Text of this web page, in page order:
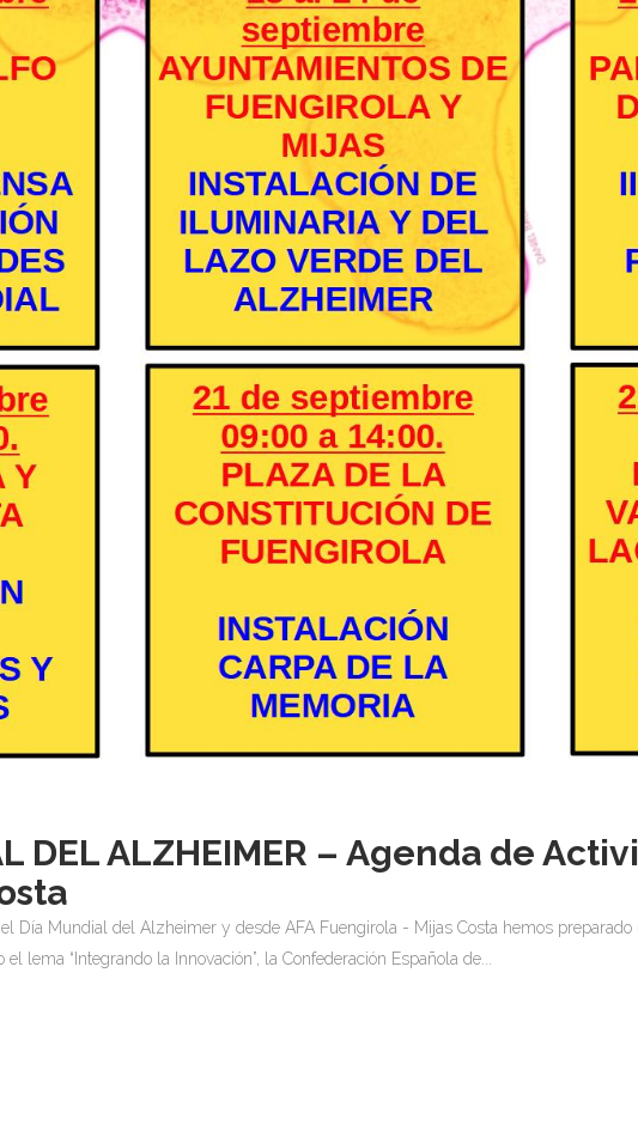
DEL ALZHEIMER – Agenda de
Día Mundial del Alzheimer y desde AFA Fuengirola - Mijas Costa hemos
lema “Integrando la Innovación”, la Confederación Española de...